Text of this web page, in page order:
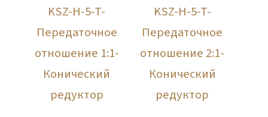
KSZ-H-5-T-
Передаточное
отношение 1:1-
Конический
редуктор
KSZ-H-5-T-
Передаточное
отношение 2:1-
Конический
редуктор